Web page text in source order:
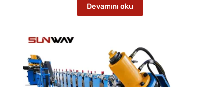
Devamını oku